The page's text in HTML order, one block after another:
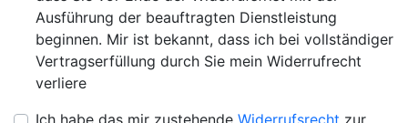
Ausführung der beauftragten Dienstleistung
beginnen. Mir ist bekannt, dass ich bei vollständiger
Vertragserfüllung durch Sie mein Widerrufrecht
verliere
Ich habe das mir zustehende Widerrufsrecht zur